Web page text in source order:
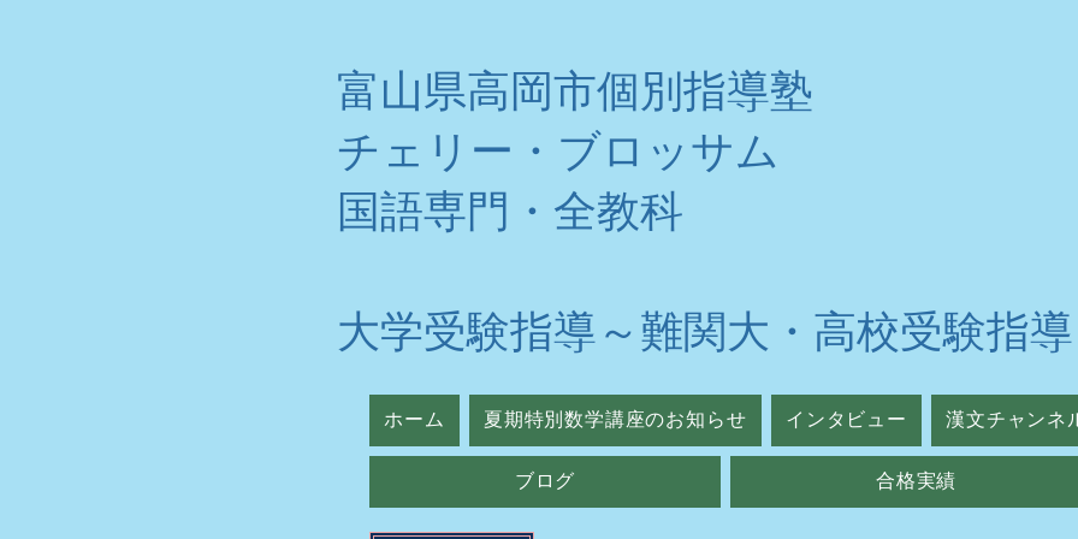
富山県高岡市個別指導塾
チェリー・ブロッサム
​国語専門・全教科
大学受験指導～難関大・高校受験指導
ホーム 夏期特別数学講座のお知らせ インタビュー 漢文チャンネ
ブログ 合格実績